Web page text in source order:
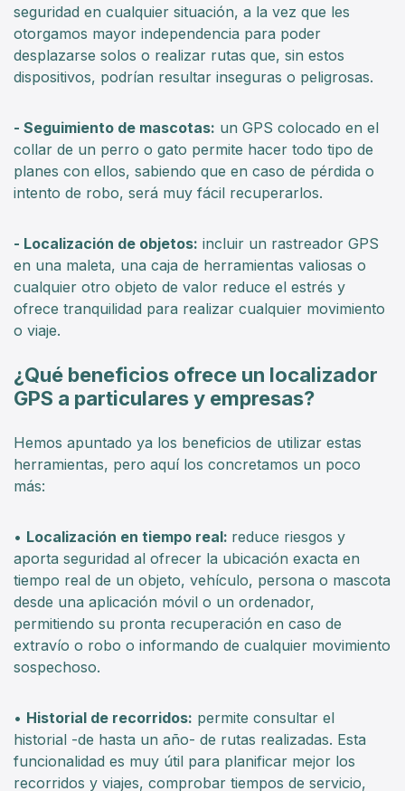
seguridad en cualquier situación, a la vez que les
otorgamos mayor independencia para poder
desplazarse solos o realizar rutas que, sin estos
dispositivos, podrían resultar inseguras o peligrosas.
- Seguimiento de mascotas: un GPS colocado en el
collar de un perro o gato permite hacer todo tipo de
planes con ellos, sabiendo que en caso de pérdida o
intento de robo, será muy fácil recuperarlos.
- Localización de objetos: incluir un rastreador GPS
en una maleta, una caja de herramientas valiosas o
cualquier otro objeto de valor reduce el estrés y
ofrece tranquilidad para realizar cualquier movimiento
o viaje.
¿Qué beneficios ofrece un localizador
GPS a particulares y empresas?
Hemos apuntado ya los beneficios de utilizar estas
herramientas, pero aquí los concretamos un poco
más:
• Localización en tiempo real: reduce riesgos y
aporta seguridad al ofrecer la ubicación exacta en
tiempo real de un objeto, vehículo, persona o mascota
desde una aplicación móvil o un ordenador,
permitiendo su pronta recuperación en caso de
extravío o robo o informando de cualquier movimiento
sospechoso.
• Historial de recorridos: permite consultar el
historial -de hasta un año- de rutas realizadas. Esta
funcionalidad es muy útil para planificar mejor los
recorridos y viajes, comprobar tiempos de servicio,